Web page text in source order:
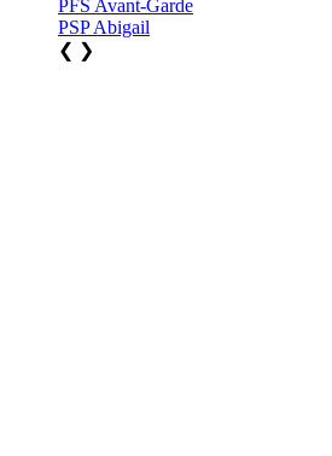
PFS Avant-Garde
PSP Abigail
❮ ❯